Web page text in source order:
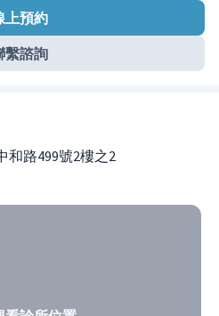
上預約
繫諮詢
和路499號2樓之2